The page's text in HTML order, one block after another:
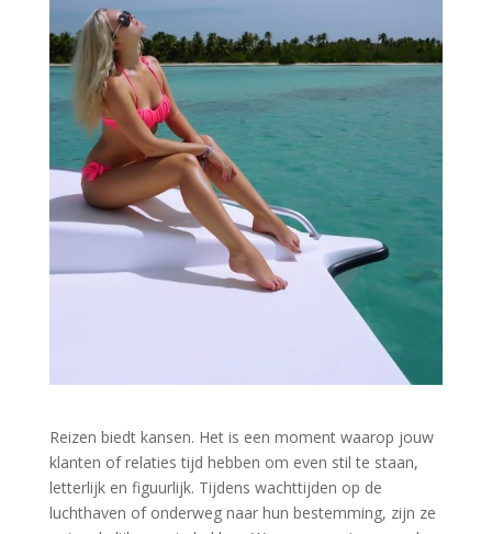
Reizen biedt kansen. Het is een moment waarop jouw
klanten of relaties tijd hebben om even stil te staan,
letterlijk en figuurlijk. Tijdens wachttijden op de
luchthaven of onderweg naar hun bestemming, zijn ze